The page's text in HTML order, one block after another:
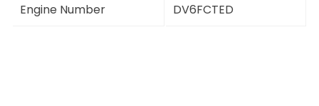
Engine Number DV6FCTED